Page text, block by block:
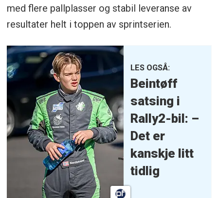
med flere pallplasser og stabil leveranse av
resultater helt i toppen av sprintserien.
LES OGSÅ:
Beintøff
satsing i
Rally2-bil: –
Det er
kanskje litt
tidlig